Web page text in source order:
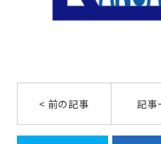
< 前の記事 記事